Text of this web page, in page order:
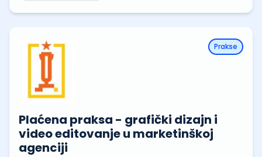
Prakse
Plaćena praksa - grafički dizajn i
video editovanje u marketinškoj
agenciji